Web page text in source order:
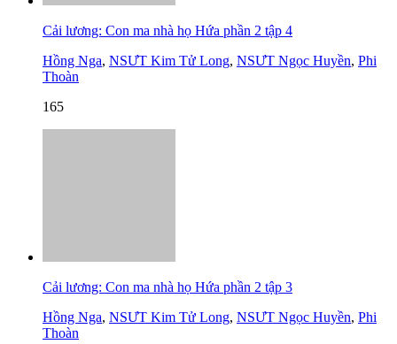
Cải lương: Con ma nhà họ Hứa phần 2 tập 4
Hồng Nga, NSƯT Kim Tử Long, NSƯT Ngọc Huyền, Phi
Thoàn
165
Cải lương: Con ma nhà họ Hứa phần 2 tập 3
Hồng Nga, NSƯT Kim Tử Long, NSƯT Ngọc Huyền, Phi
Thoàn